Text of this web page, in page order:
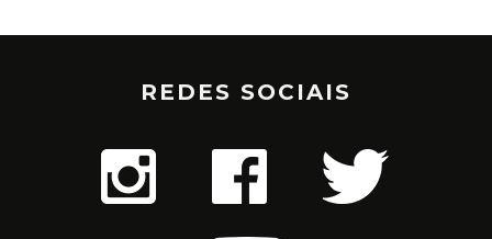
REDES SOCIAIS